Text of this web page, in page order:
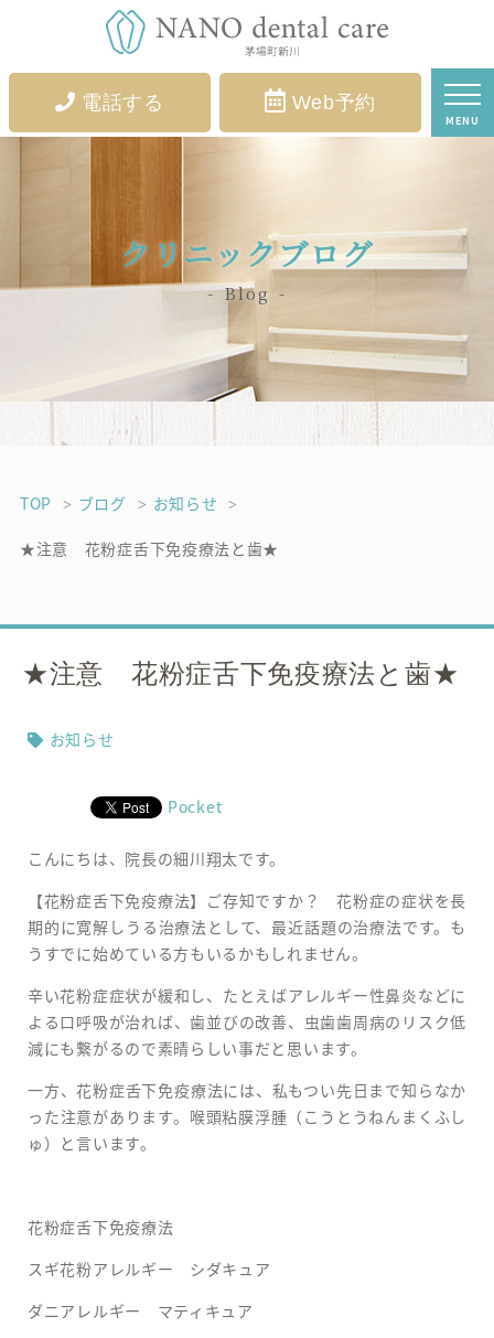
電話する Web予約
MENU
クリニックブログ
Blog
TOP ブログ お知らせ
★注意 花粉症舌下免疫療法と歯★
★注意 花粉症舌下免疫療法と歯★
お知らせ
Pocket
こんにちは、院長の細川翔太です。
【花粉症舌下免疫療法】ご存知ですか？ 花粉症の症状を長
期的に寛解しうる治療法として、最近話題の治療法です。も
うすでに始めている方もいるかもしれません。
辛い花粉症症状が緩和し、たとえばアレルギー性鼻炎などに
よる口呼吸が治れば、歯並びの改善、虫歯歯周病のリスク低
減にも繋がるので素晴らしい事だと思います。
一方、花粉症舌下免疫療法には、私もつい先日まで知らなか
った注意があります。喉頭粘膜浮腫（こうとうねんまくふし
ゅ）と言います。
花粉症舌下免疫療法
スギ花粉アレルギー シダキュア
ダニアレルギー マティキュア